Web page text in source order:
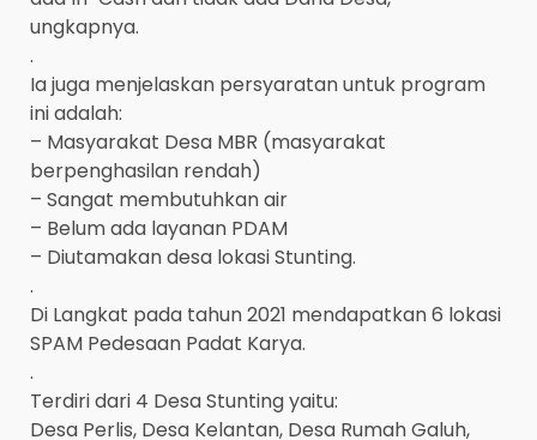
ungkapnya.
.
Ia juga menjelaskan persyaratan untuk program
ini adalah:
– Masyarakat Desa MBR (masyarakat
berpenghasilan rendah)
– Sangat membutuhkan air
– Belum ada layanan PDAM
– Diutamakan desa lokasi Stunting.
.
Di Langkat pada tahun 2021 mendapatkan 6 lokasi
SPAM Pedesaan Padat Karya.
.
Terdiri dari 4 Desa Stunting yaitu:
Desa Perlis, Desa Kelantan, Desa Rumah Galuh,